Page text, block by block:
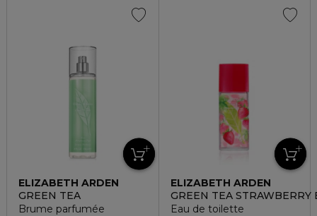
ELIZABETH ARDEN
GREEN TEA
Brume parfumée
ELIZABETH ARDEN
GREEN TEA STRAWBERRY
Eau de toilette